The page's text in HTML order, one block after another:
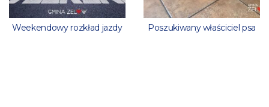
Weekendowy rozkład jazdy Poszukiwany właściciel psa